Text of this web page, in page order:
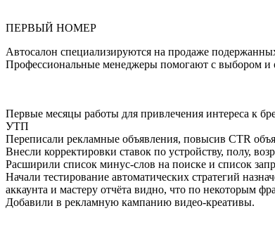
ПЕРВЫЙ НОМЕР
Автосалон специализируются на продаже
Профессиональные менеджеры помогают с выбором и
Первые месяцы работы для привлечения интереса к
УТП
Переписали рекламные объявления, повысив CTR
Внесли корректировки ставок по устройству, полу,
Расширили список минус-слов на поиске и список
Начали тестирование автоматических стратегий
аккаунта и мастеру отчёта видно, что по некоторым
Добавили в рекламную кампанию видео-креативы.